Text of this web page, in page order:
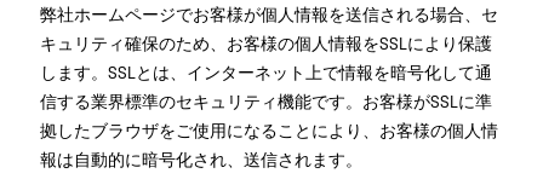
弊社ホームページでお客様が個人情報を送信される場合、セ
キュリティ確保のため、お客様の個人情報をSSLにより保護
します。SSLとは、インターネット上で情報を暗号化して通
信する業界標準のセキュリティ機能です。お客様がSSLに準
拠したブラウザをご使用になることにより、お客様の個人情
報は自動的に暗号化され、送信されます。